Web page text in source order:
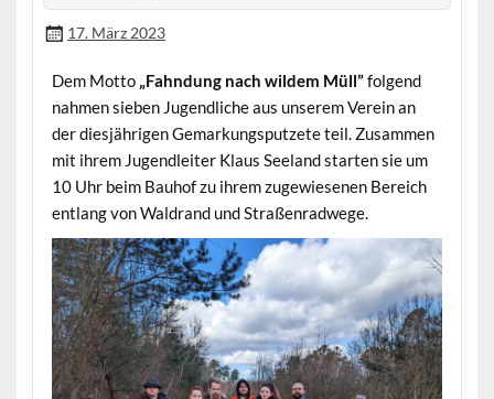
17. März 2023
Dem Motto„Fahndung nach wildem Müll”folgend
nahmen sieben Jugendliche aus unserem Verein an
der diesjährigen Gemarkungsputzete teil. Zusammen
mit ihrem Jugendleiter Klaus Seeland starten sie um
10 Uhr beim Bauhof zu ihrem zugewiesenen Bereich
entlang von Waldrand und Straßenradwege.